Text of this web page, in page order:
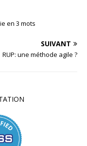
en 3 mots
SUIVANT
RUP: une méthode agile ?